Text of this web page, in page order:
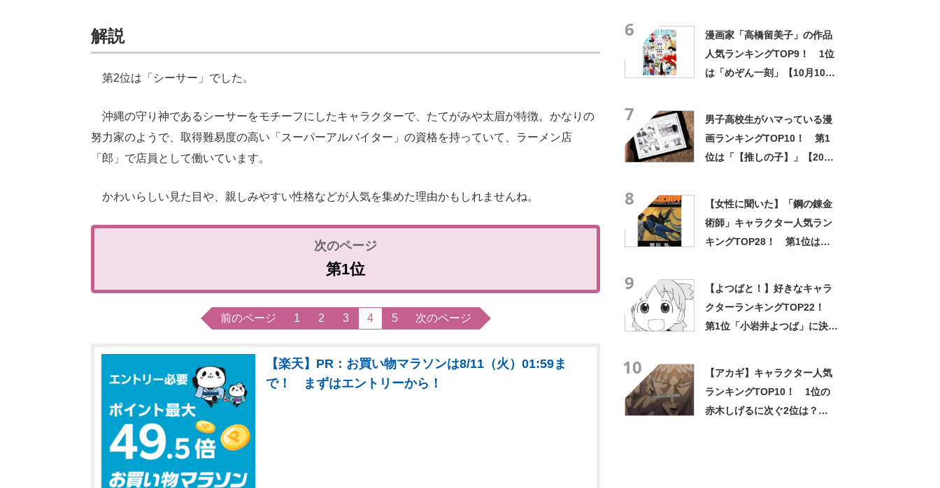
解説
第2位は「シーサー」でした。
沖縄の守り神であるシーサーをモチーフにしたキャラクターで、たてがみや太眉が特徴。かなりの
努力家のようで、取得難易度の高い「スーパーアルバイター」の資格を持っていて、ラーメン店
「郎」で店員として働いています。
かわいらしい見た目や、親しみやすい性格などが人気を集めた理由かもしれませんね。
第1位
前のページ 1 2 3 4 5 次のページ
【楽天】PR：お買い物マラソンは8/11（火）01:59ま
で！ まずはエントリーから！
6
漫画家「高橋留美子」の作品
人気ランキングTOP9！ 1位
は「めぞん一刻」【10月10日
7
男子高校生がハマっている漫
画ランキングTOP10！ 第1
位は「【推しの子】」【2023
8
【女性に聞いた】「鋼の錬金
術師」キャラクター人気ラン
キングTOP28！ 第1位は
9
【よつばと！】好きなキャラ
クターランキングTOP22！
第1位「小岩井よつば」に決
10
【アカギ】キャラクター人気
ランキングTOP10！ 1位の
赤木しげるに次ぐ2位は？